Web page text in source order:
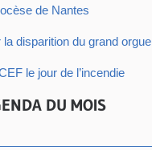
de Nantes
disparition du grand orgue
le jour de l’incendie
DU MOIS